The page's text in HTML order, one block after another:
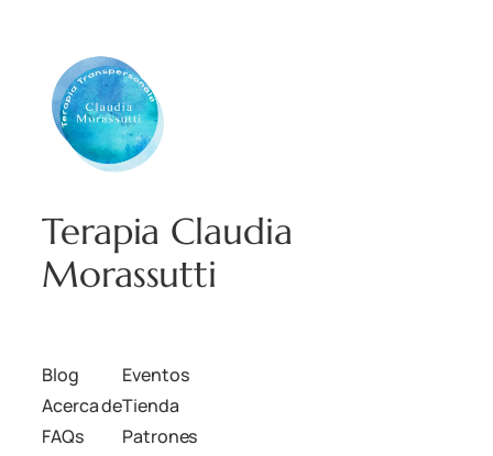
Terapia Claudia
Morassutti
Blog
Acerca de
FAQs
Eventos
Tienda
Patrones